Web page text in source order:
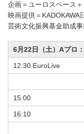
企画＝ユーロスペー
映画提供＝
芸術文化振興基金助成
6月22日（土）
12:30 EuroLive
15:00
16:10